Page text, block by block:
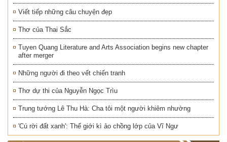
Viết tiếp những câu chuyện đẹp
Thơ của Thai Sắc
Tuyen Quang Literature and Arts Association begins new chapter
after merger
Những người đi theo vết chiến tranh
Thơ dự thi của Nguyễn Ngọc Trìu
Trung tướng Lê Thu Hà: Cha tôi một người khiêm nhường
'Cú rời đất xanh': Thế giới kì ảo chồng lớp của Vĩ Ngư